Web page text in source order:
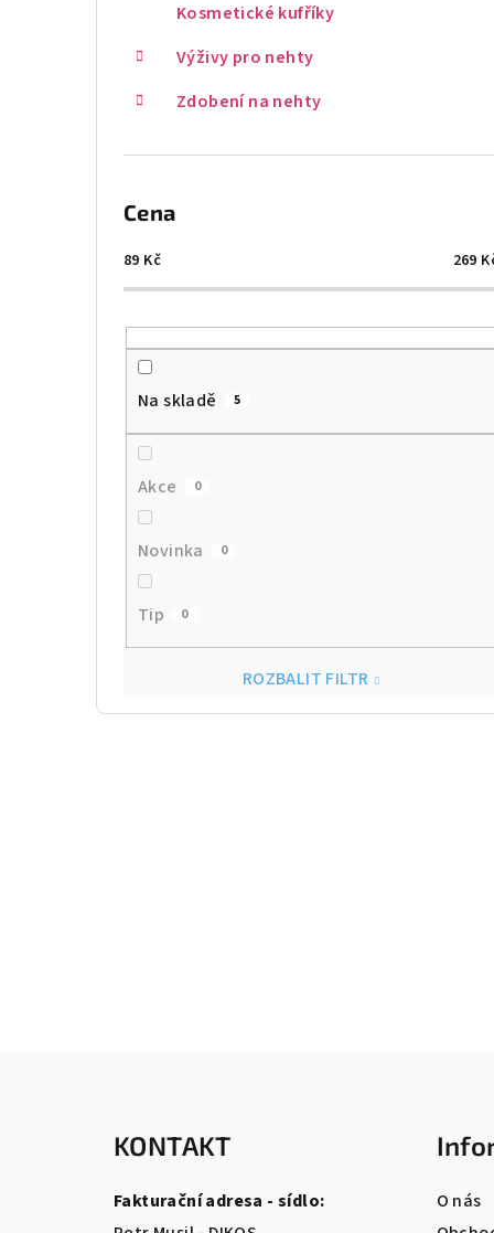
Kosmetické kufříky
Výživy pro nehty
Zdobení na nehty
Cena
89 Kč 269
Na skladě 5
Akce 0
Novinka 0
Tip 0
ROZBALIT FILTR
KONTAKT
Fakturační adresa - sídlo:
O nás